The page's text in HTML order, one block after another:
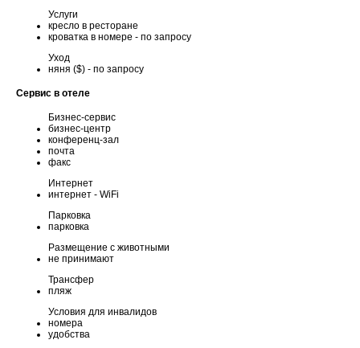
Услуги
кресло в ресторане
кроватка в номере - по запросу
Уход
няня ($) - по запросу
Сервис в отеле
Бизнес-сервис
бизнес-центр
конференц-зал
почта
факс
Интернет
интернет - WiFi
Парковка
парковка
Размещение с животными
не принимают
Трансфер
пляж
Условия для инвалидов
номера
удобства